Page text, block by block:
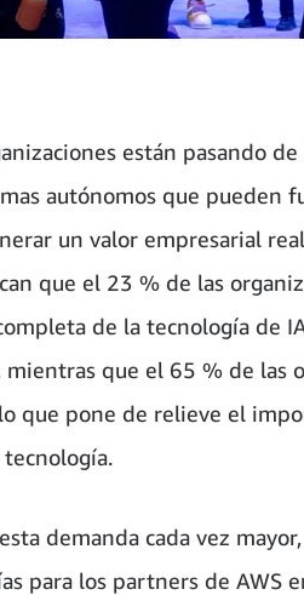
están pasando
autónomos que pueden
un valor empresarial
que el 23 % de las
de la tecnología de
que el 65 % de las
que pone de relieve el
demanda cada vez
para los partners de AWS